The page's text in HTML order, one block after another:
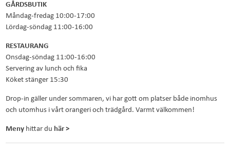
GÅRDSBUTIK
Måndag-fredag 10:00-17:00
Lördag-söndag 11:00-16:00
RESTAURANG
Onsdag-söndag 11:00-16:00
Servering av lunch och fika
Köket stänger 15:30
Drop-in gäller under sommaren, vi har gott om platser både inomhus
och utomhus i vårt orangeri och trädgård. Varmt välkommen!
Meny hittar du här >